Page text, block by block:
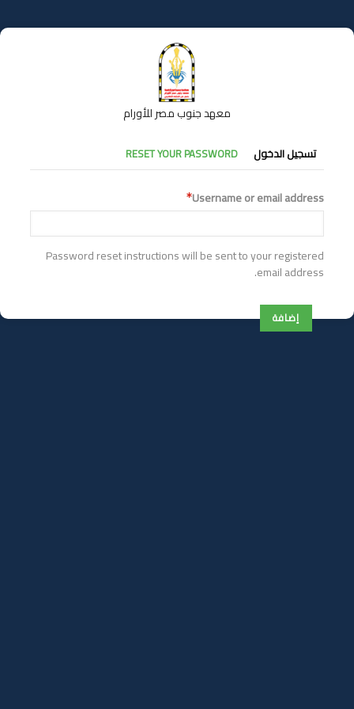
إلى
المحتوى
معهد جنوب مصر للأورام
التبويبات
الأساسية
تسجيل الدخول RESET YOUR PASSWORD
Username or email address
Password reset instructions will be sent to your registered
email address.